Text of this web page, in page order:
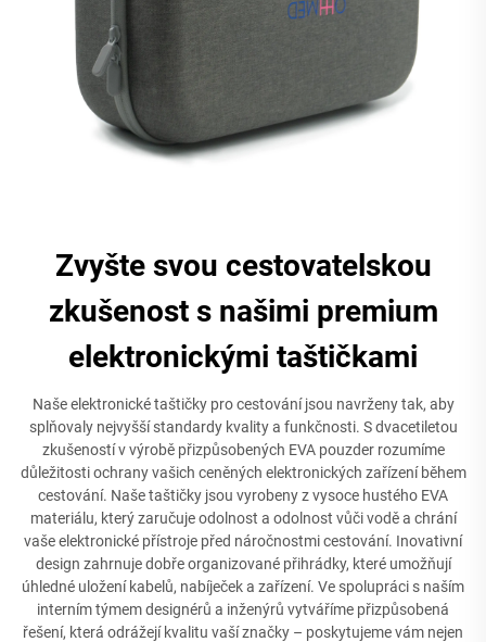
Zvyšte svou cestovatelskou
zkušenost s našimi premium
elektronickými taštičkami
Naše elektronické taštičky pro cestování jsou navrženy tak, aby
splňovaly nejvyšší standardy kvality a funkčnosti. S dvacetiletou
zkušeností v výrobě přizpůsobených EVA pouzder rozumíme
důležitosti ochrany vašich ceněných elektronických zařízení během
cestování. Naše taštičky jsou vyrobeny z vysoce hustého EVA
materiálu, který zaručuje odolnost a odolnost vůči vodě a chrání
vaše elektronické přístroje před náročnostmi cestování. Inovativní
design zahrnuje dobře organizované přihrádky, které umožňují
úhledné uložení kabelů, nabíječek a zařízení. Ve spolupráci s naším
interním týmem designérů a inženýrů vytváříme přizpůsobená
řešení, která odrážejí kvalitu vaší značky – poskytujeme vám nejen